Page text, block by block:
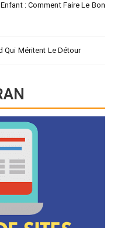
: Comment Faire Le Bon
Qui Méritent Le Détour